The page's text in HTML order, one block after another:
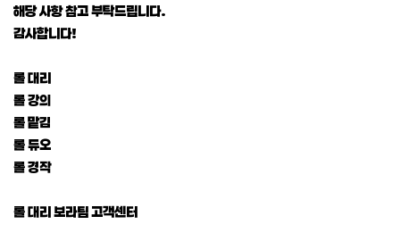
해당 사항 참고 부탁드립니다.
감사합니다!
롤 대리
롤 강의
롤 맡김
롤 듀오
롤 경작
롤 대리 보라팀 고객센터